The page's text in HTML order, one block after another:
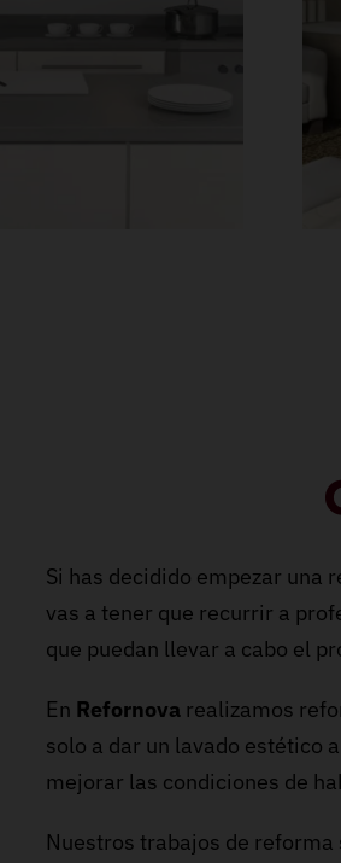
Si has decidido empezar una
vas a tener que recurrir a
que puedan llevar a cabo el
En Refornova realizamos
solo a dar un lavado estético
mejorar las condiciones de
Nuestros trabajos de